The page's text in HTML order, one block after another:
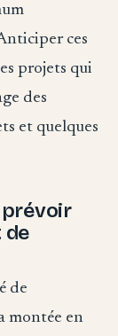
ces
projets qui
des
et quelques
de
de
montée en